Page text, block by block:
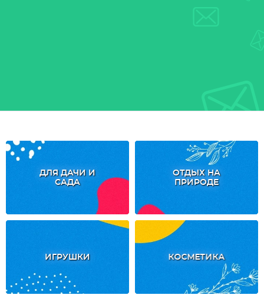
ДЛЯ ДАЧИ И
САДА
ОТДЫХ НА
ПРИРОДЕ
ИГРУШКИ КОСМЕТИКА